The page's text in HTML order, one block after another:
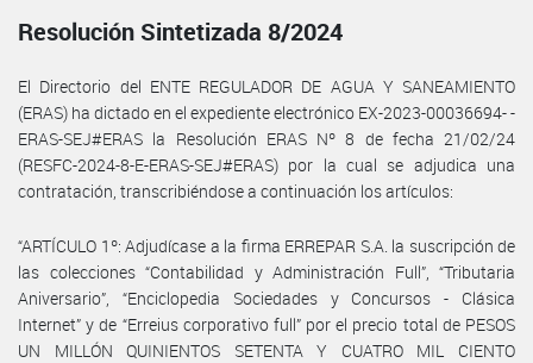
Resolución Sintetizada 8/2024
El Directorio del ENTE REGULADOR DE AGUA Y SANEAMIENTO
(ERAS) ha dictado en el expediente electrónico EX-2023-00036694- -
ERAS-SEJ#ERAS la Resolución ERAS Nº 8 de fecha 21/02/24
(RESFC-2024-8-E-ERAS-SEJ#ERAS) por la cual se adjudica una
contratación, transcribiéndose a continuación los artículos:
“ARTÍCULO 1º: Adjudícase a la firma ERREPAR S.A. la suscripción de
las colecciones “Contabilidad y Administración Full”, “Tributaria
Aniversario”, “Enciclopedia Sociedades y Concursos - Clásica
Internet” y de “Erreius corporativo full” por el precio total de PESOS
UN MILLÓN QUINIENTOS SETENTA Y CUATRO MIL CIENTO